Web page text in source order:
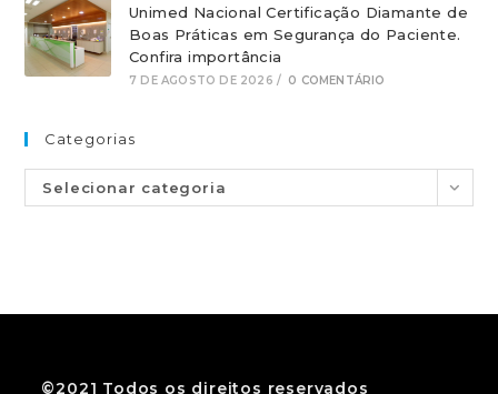
Unimed Nacional Certificação Diamante de
Boas Práticas em Segurança do Paciente.
Confira importância
7 DE AGOSTO DE 2026 / 0 COMENTÁRIO
Categorias
Selecionar categoria
©2021 Todos os direitos reservados